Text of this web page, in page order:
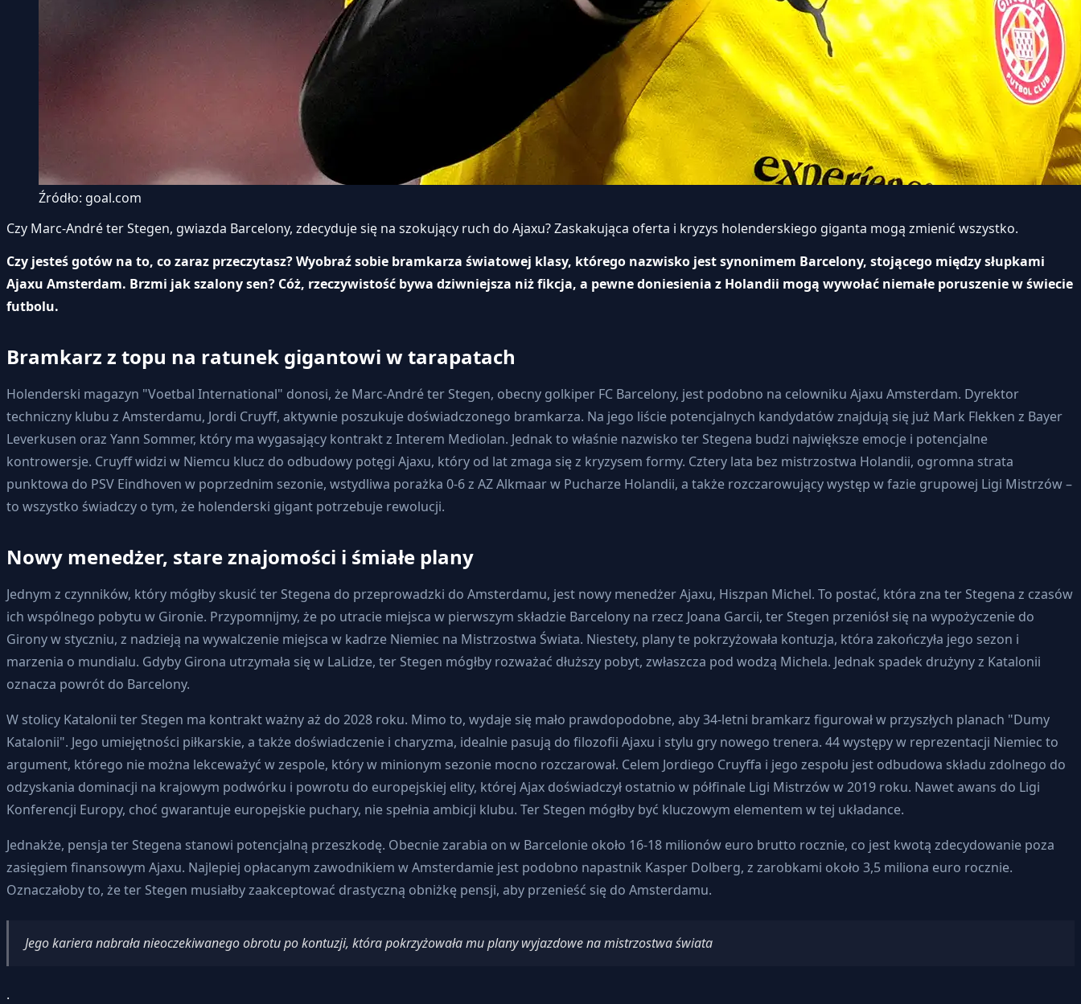
Źródło: goal.com
Czy Marc-André ter Stegen, gwiazda Barcelony, zdecyduje się na szokujący ruch do Ajaxu? Zaskakująca oferta i kryzys holenderskiego giganta mogą zmienić wszystko.
Czy jesteś gotów na to, co zaraz przeczytasz? Wyobraź sobie bramkarza światowej klasy, którego nazwisko jest synonimem Barcelony, stojącego między słupkami
Ajaxu Amsterdam. Brzmi jak szalony sen? Cóż, rzeczywistość bywa dziwniejsza niż fikcja, a pewne doniesienia z Holandii mogą wywołać niemałe poruszenie w świecie
futbolu.
Bramkarz z topu na ratunek gigantowi w tarapatach
Holenderski magazyn "Voetbal International" donosi, że Marc-André ter Stegen, obecny golkiper FC Barcelony, jest podobno na celowniku Ajaxu Amsterdam. Dyrektor
techniczny klubu z Amsterdamu, Jordi Cruyff, aktywnie poszukuje doświadczonego bramkarza. Na jego liście potencjalnych kandydatów znajdują się już Mark Flekken z Bayer
Leverkusen oraz Yann Sommer, który ma wygasający kontrakt z Interem Mediolan. Jednak to właśnie nazwisko ter Stegena budzi największe emocje i potencjalne
kontrowersje. Cruyff widzi w Niemcu klucz do odbudowy potęgi Ajaxu, który od lat zmaga się z kryzysem formy. Cztery lata bez mistrzostwa Holandii, ogromna strata
punktowa do PSV Eindhoven w poprzednim sezonie, wstydliwa porażka 0-6 z AZ Alkmaar w Pucharze Holandii, a także rozczarowujący występ w fazie grupowej Ligi Mistrzów –
to wszystko świadczy o tym, że holenderski gigant potrzebuje rewolucji.
Nowy menedżer, stare znajomości i śmiałe plany
Jednym z czynników, który mógłby skusić ter Stegena do przeprowadzki do Amsterdamu, jest nowy menedżer Ajaxu, Hiszpan Michel. To postać, która zna ter Stegena z czasów
ich wspólnego pobytu w Gironie. Przypomnijmy, że po utracie miejsca w pierwszym składzie Barcelony na rzecz Joana Garcii, ter Stegen przeniósł się na wypożyczenie do
Girony w styczniu, z nadzieją na wywalczenie miejsca w kadrze Niemiec na Mistrzostwa Świata. Niestety, plany te pokrzyżowała kontuzja, która zakończyła jego sezon i
marzenia o mundialu. Gdyby Girona utrzymała się w LaLidze, ter Stegen mógłby rozważać dłuższy pobyt, zwłaszcza pod wodzą Michela. Jednak spadek drużyny z Katalonii
oznacza powrót do Barcelony.
W stolicy Katalonii ter Stegen ma kontrakt ważny aż do 2028 roku. Mimo to, wydaje się mało prawdopodobne, aby 34-letni bramkarz figurował w przyszłych planach "Dumy
Katalonii". Jego umiejętności piłkarskie, a także doświadczenie i charyzma, idealnie pasują do filozofii Ajaxu i stylu gry nowego trenera. 44 występy w reprezentacji Niemiec to
argument, którego nie można lekceważyć w zespole, który w minionym sezonie mocno rozczarował. Celem Jordiego Cruyffa i jego zespołu jest odbudowa składu zdolnego do
odzyskania dominacji na krajowym podwórku i powrotu do europejskiej elity, której Ajax doświadczył ostatnio w półfinale Ligi Mistrzów w 2019 roku. Nawet awans do Ligi
Konferencji Europy, choć gwarantuje europejskie puchary, nie spełnia ambicji klubu. Ter Stegen mógłby być kluczowym elementem w tej układance.
Jednakże, pensja ter Stegena stanowi potencjalną przeszkodę. Obecnie zarabia on w Barcelonie około 16-18 milionów euro brutto rocznie, co jest kwotą zdecydowanie poza
zasięgiem finansowym Ajaxu. Najlepiej opłacanym zawodnikiem w Amsterdamie jest podobno napastnik Kasper Dolberg, z zarobkami około 3,5 miliona euro rocznie.
Oznaczałoby to, że ter Stegen musiałby zaakceptować drastyczną obniżkę pensji, aby przenieść się do Amsterdamu.
Jego kariera nabrała nieoczekiwanego obrotu po kontuzji, która pokrzyżowała mu plany wyjazdowe na mistrzostwa świata
.